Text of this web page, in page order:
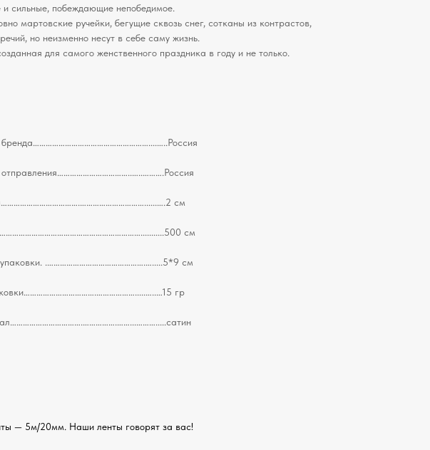
и сильные, побеждающие непобедимое.
мартовские ручейки, бегущие сквозь снег, сотканы из контрастов,
но неизменно несут в себе саму жизнь.
для самого женственного праздника в году и не только.
бренда………………………………………………....…..Россия
см
см
.……………………………………….….....5*9 см
гр
— 5м/20мм. Наши ленты говорят за вас!